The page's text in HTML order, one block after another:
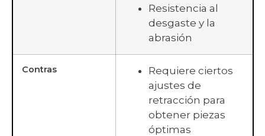
Resistencia al
desgaste y la
abrasión
Contras
Requiere ciertos
ajustes de
retracción para
obtener piezas
óptimas